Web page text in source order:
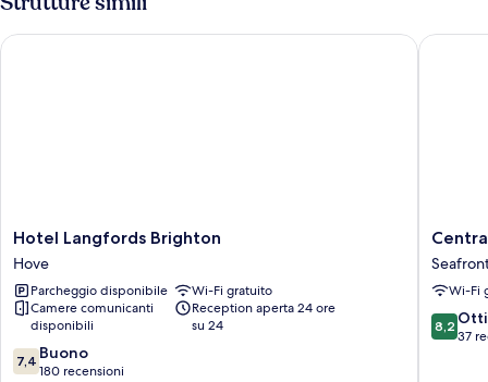
Suite)
vista
mare
(En
Hotel
Langfords
Brighton
Hove
Hotel Langfords Brighton
Hove
Parcheggio disponibile
Wi-Fi gratuito
Camere comunicanti
disponibili
Reception aperta 24 ore
su 24
7.4
su
7,4 Buono
180 recensioni
Hotel Langfords Brighton
Central
Wave
Seafront
Wi-Fi
8.2
su
8,2
37
Central